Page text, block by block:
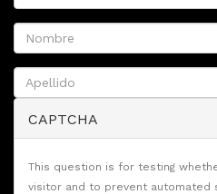
CAPTCHA
This question is for testing
visitor and to prevent automated